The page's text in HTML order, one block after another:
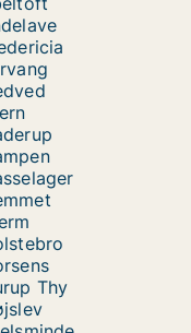
Thy